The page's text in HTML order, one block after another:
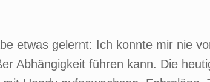
etwas gelernt: Ich konnte mir nie
Abhängigkeit führen kann. Die